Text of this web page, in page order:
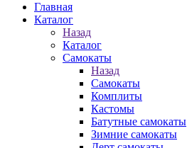
Главная
Каталог
Назад
Каталог
Самокаты
Назад
Самокаты
Комплиты
Кастомы
Батутные самокаты
Зимние самокаты